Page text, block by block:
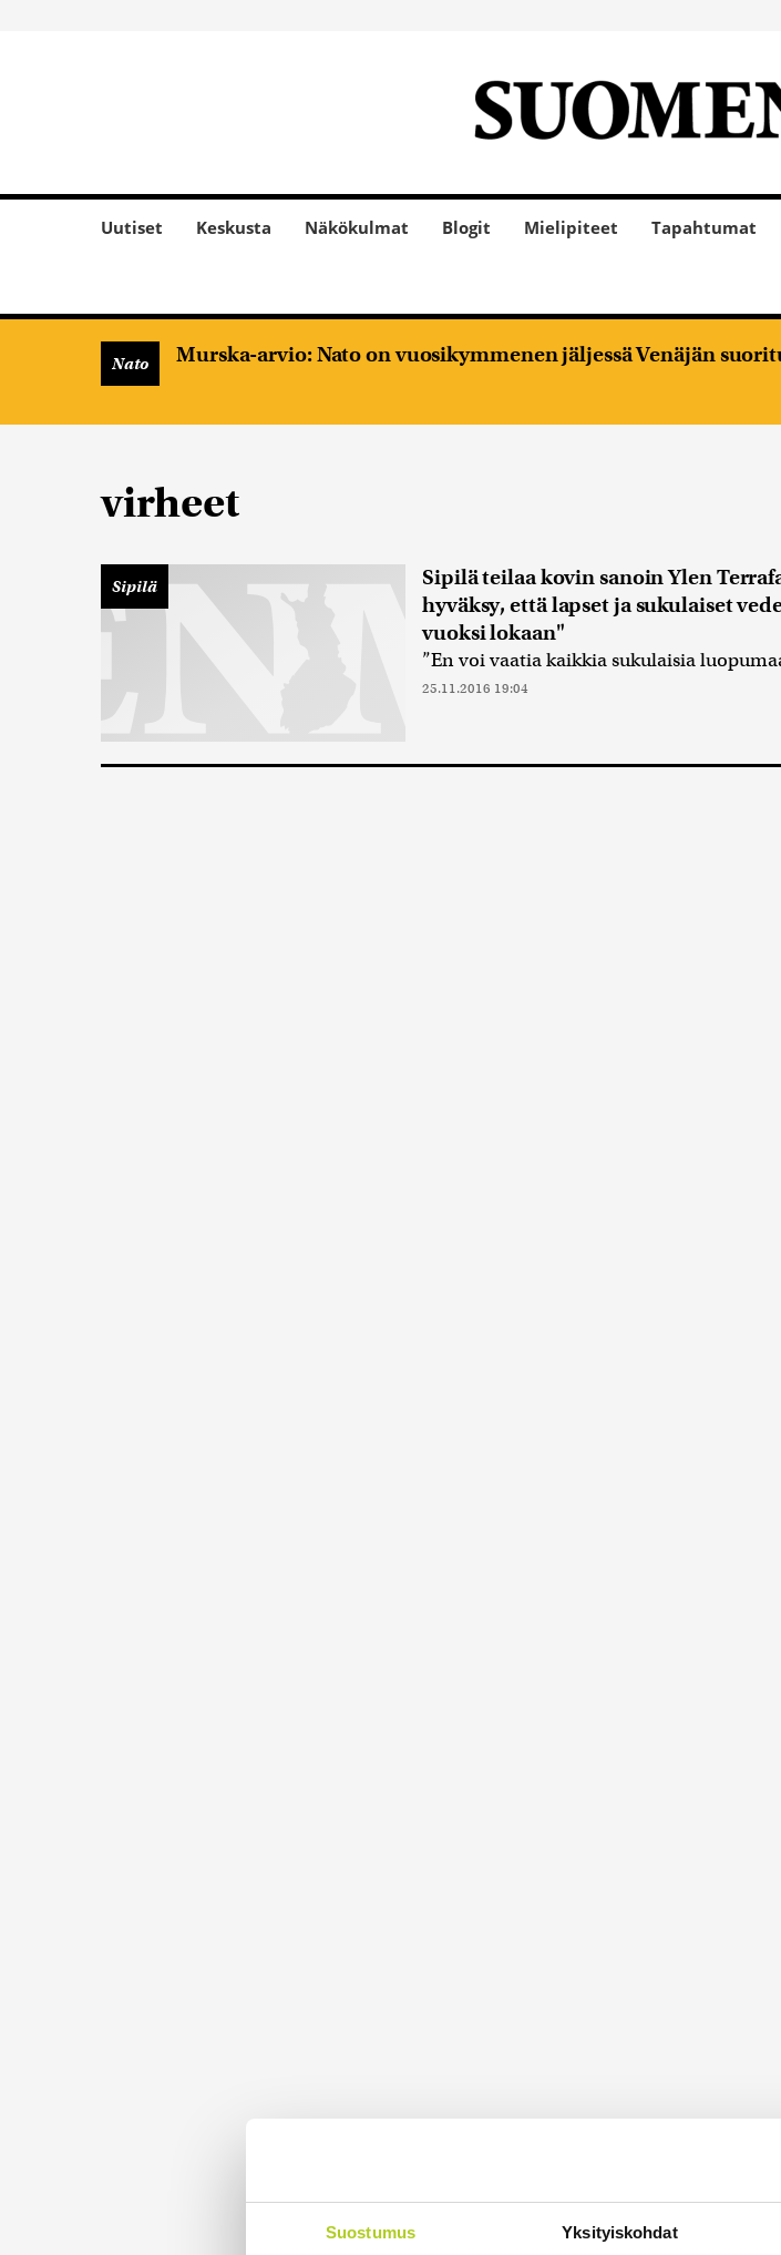
Suostumus Yksityiskohdat
Uutiset Keskusta Näkökulmat Blogit Mielipiteet Tapahtumat
Nato Murska-arvio: Nato on vuosikymmenen jäljessä Venäjän
virheet
Sipilä
Sipilä teilaa kovin sanoin Ylen
hyväksy, että lapset ja sukulaiset
vuoksi lokaan"
”En voi vaatia kaikkia sukulaisia
25.11.2016 19:04